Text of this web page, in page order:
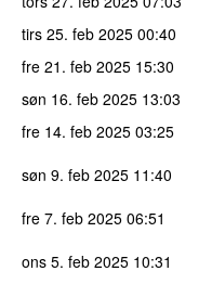
tirs 25. feb 2025 00:40
fre 21. feb 2025 15:30
søn 16. feb 2025 13:03
fre 14. feb 2025 03:25
søn 9. feb 2025 11:40
fre 7. feb 2025 06:51
ons 5. feb 2025 10:31